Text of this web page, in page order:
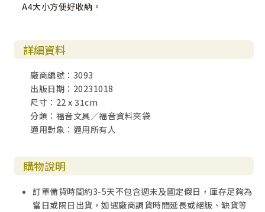
A4大小方便好收納。
詳細資料
廠商編號：3093
出版日期：20231018
尺寸：22 x 31cm
分類：福音文具／福音資料夾袋
適用對象：適用所有人
購物說明
訂單備貨時間約3-5天不包含週末及國定假日，庫存足夠為
當日或隔日出貨，如遇廠商調貨時間延長或絕版、缺貨等